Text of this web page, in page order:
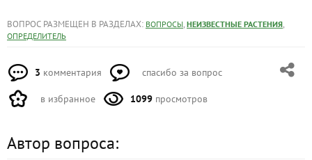
ВОПРОС РАЗМЕЩЕН В РАЗДЕЛАХ: ВОПРОСЫ, НЕИЗВЕСТНЫЕ РАСТЕНИЯ,
ОПРЕДЕЛИТЕЛЬ
3 комментария спасибо за вопрос
в избранное 1099 просмотров
Автор вопроса: